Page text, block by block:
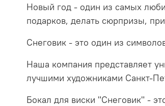
Новый год - один из самых
подарков, делать сюрпризы,
Снеговик - это один из
Наша компания представляет
лучшими художниками Санкт-
Бокал для виски "Снеговик" -